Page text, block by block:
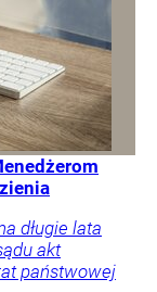
długie lata
akt
państwowej